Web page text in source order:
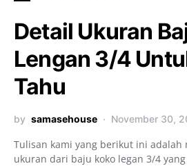
Detail Ukuran
Lengan 3/4
Tahu
by samasehouse November 30,
Tulisan kami yang berikut ini adalah
ukuran dari baju koko legan 3/4